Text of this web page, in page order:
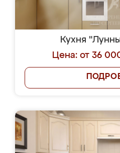
Кухня
Цена: от 36